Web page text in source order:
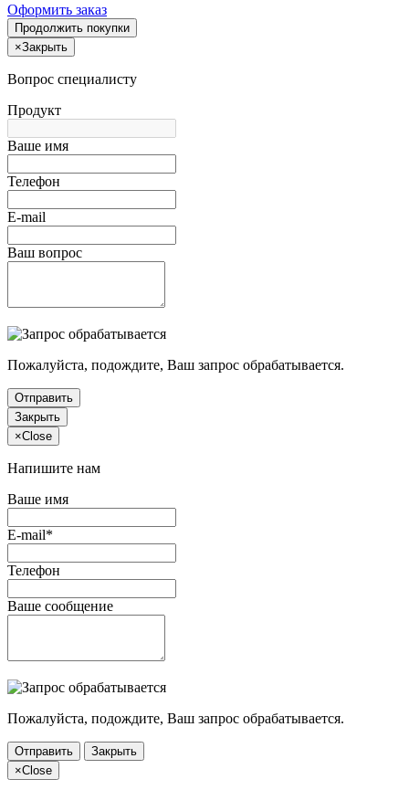
Оформить заказ
Продолжить покупки
×Закрыть
Вопрос специалисту
Продукт
Ваше имя
Телефон
E-mail
Ваш вопрос
Пожалуйста, подождите, Ваш запрос обрабатывается.
Отправить
Закрыть
×Close
Напишите нам
Ваше имя
E-mail*
Телефон
Ваше сообщение
Пожалуйста, подождите, Ваш запрос обрабатывается.
Отправить
Закрыть
×Close